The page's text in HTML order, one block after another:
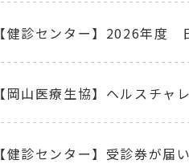
【健診センター】2026年度
【岡山医療生協】ヘルスチャ
【健診センター】受診券が届